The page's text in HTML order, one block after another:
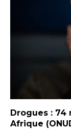
Drogues : 74
Afrique